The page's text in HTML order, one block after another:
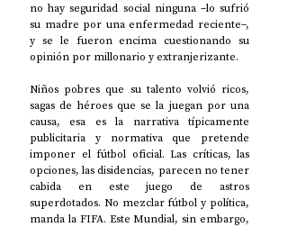
no hay seguridad social ninguna –lo sufrió
su madre por una enfermedad reciente–,
y se le fueron encima cuestionando su
opinión por millonario y extranjerizante.
Niños pobres que su talento volvió ricos,
sagas de héroes que se la juegan por una
causa, esa es la narrativa típicamente
publicitaria y normativa que pretende
imponer el fútbol oficial. Las críticas, las
opciones, las disidencias, parecen no tener
cabida en este juego de astros
superdotados. No mezclar fútbol y política,
manda la FIFA. Este Mundial, sin embargo,